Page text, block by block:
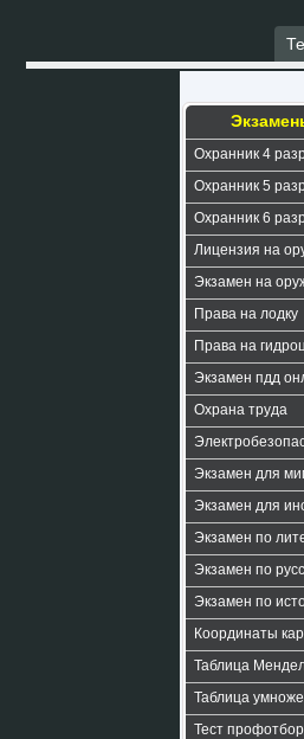
Охранник 4
Охранник 5
Охранник 6
Лицензия на
Экзамен на
Права на лодку
Права на
Экзамен пдд
Охрана труда
Экзамен для
Экзамен для
Экзамен по
Экзамен по
Экзамен по
Координаты
Таблица
Таблица
Тест профотбор